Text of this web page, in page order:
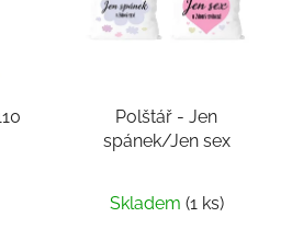
Polštář - Jen
spánek/Jen sex
Skladem (1 ks)